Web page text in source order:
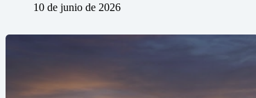
10 de junio de 2026